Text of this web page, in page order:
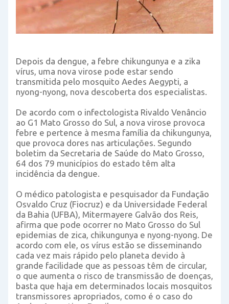
Depois da dengue, a febre chikungunya e a zika
vírus, uma nova virose pode estar sendo
transmitida pelo mosquito Aedes Aegypti, a
nyong-nyong, nova descoberta dos especialistas.
De acordo com o infectologista Rivaldo Venâncio
ao G1 Mato Grosso do Sul, a nova virose provoca
febre e pertence à mesma família da chikungunya,
que provoca dores nas articulações. Segundo
boletim da Secretaria de Saúde do Mato Grosso,
64 dos 79 municípios do estado têm alta
incidência da dengue.
O médico patologista e pesquisador da Fundação
Osvaldo Cruz (Fiocruz) e da Universidade Federal
da Bahia (UFBA), Mitermayere Galvão dos Reis,
afirma que pode ocorrer no Mato Grosso do Sul
epidemias de zica, chikungunya e nyong-nyong. De
acordo com ele, os vírus estão se disseminando
cada vez mais rápido pelo planeta devido à
grande facilidade que as pessoas têm de circular,
o que aumenta o risco de transmissão de doenças,
basta que haja em determinados locais mosquitos
transmissores apropriados, como é o caso do